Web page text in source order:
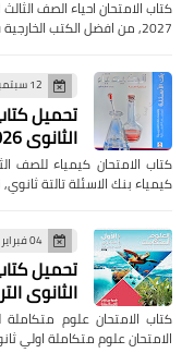
2027, من افضل الكتب الخارجية في شرح م…
12 سبتمبر 2025
تحميل
الثانوي 2026
كيمياء بنك الاسئلة تالتة
04 فبراير 2026
تحميل
الثانوي
الامتحان علوم متكاملة اولي ثانوي 2026,